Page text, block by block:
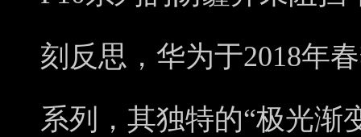
刻反思，华为于2018年
系列，其独特的“极光渐